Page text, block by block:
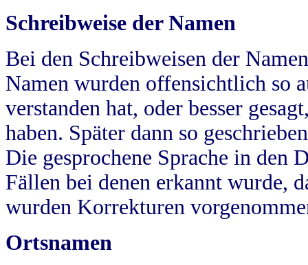
Schreibweise der Namen
Bei den Schreibweisen der
Namen wurden offensichtlich so
verstanden hat, oder besser
haben. Später dann so
Die gesprochene Sprache in
Fällen bei denen erkannt wurde,
wurden Korrekturen
Ortsnamen